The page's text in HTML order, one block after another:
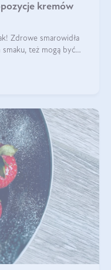
kremów
Zdrowe smarowidła
też mogą być